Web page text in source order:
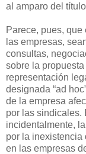
al amparo del
Parece, pues,
las empresas,
consultas,
sobre la
representación
designada “ad
de la empresa
por las sindicales.
incidentalmente,
por la inexistencia
en las empresas